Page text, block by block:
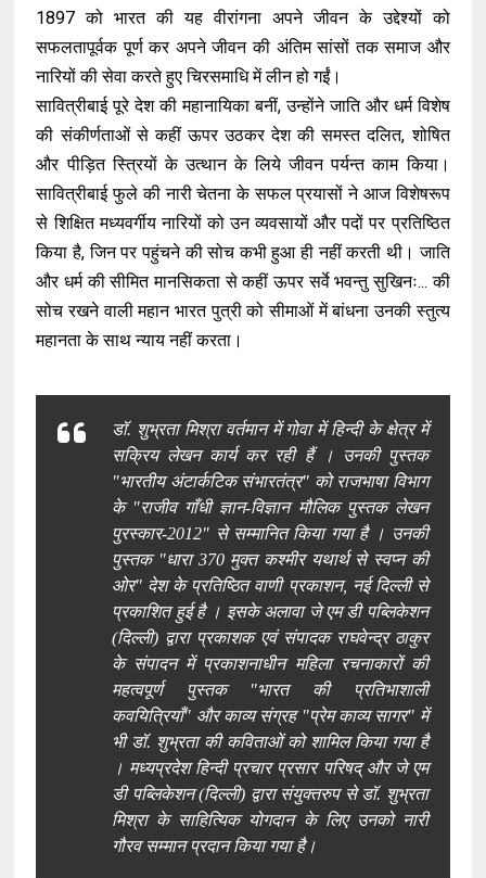
1897 को भारत की यह वीरांगना अपने जीवन के उद्देश्यों को
सफलतापूर्वक पूर्ण कर अपने जीवन की अंतिम सांसों तक समाज और
नारियों की सेवा करते हुए चिरसमाधि में लीन हो गईं।
सावित्रीबाई पूरे देश की महानायिका बनीं, उन्होंने जाति और धर्म विशेष
की संकीर्णताओं से कहीं ऊपर उठकर देश की समस्त दलित, शोषित
और पीड़ित स्त्रियों के उत्थान के लिये जीवन पर्यन्त काम किया।
सावित्रीबाई फुले की नारी चेतना के सफल प्रयासों ने आज विशेषरूप
से शिक्षित मध्यवर्गीय नारियों को उन व्यवसायों और पदों पर प्रतिष्ठित
किया है, जिन पर पहुंचने की सोच कभी हुआ ही नहीं करती थी। जाति
और धर्म की सीमित मानसिकता से कहीं ऊपर सर्वे भवन्तु सुखिनः... की
सोच रखने वाली महान भारत पुत्री को सीमाओं में बांधना उनकी स्तुत्य
महानता के साथ न्याय नहीं करता।
डॉ. शुभ्रता मिश्रा वर्तमान में गोवा में हिन्दी के क्षेत्र में
सक्रिय लेखन कार्य कर रही हैं । उनकी पुस्तक
"भारतीय अंटार्कटिक संभारतंत्र" को राजभाषा विभाग
के "राजीव गाँधी ज्ञान-विज्ञान मौलिक पुस्तक लेखन
पुरस्कार-2012" से सम्मानित किया गया है । उनकी
पुस्तक "धारा 370 मुक्त कश्मीर यथार्थ से स्वप्न की
ओर" देश के प्रतिष्ठित वाणी प्रकाशन, नई दिल्ली से
प्रकाशित हुई है । इसके अलावा जे एम डी पब्लिकेशन
(दिल्ली) द्वारा प्रकाशक एवं संपादक राघवेन्द्र ठाकुर
के संपादन में प्रकाशनाधीन महिला रचनाकारों की
महत्वपूर्ण पुस्तक "भारत की प्रतिभाशाली
कवयित्रियाँ" और काव्य संग्रह "प्रेम काव्य सागर" में
भी डॉ. शुभ्रता की कविताओं को शामिल किया गया है
। मध्यप्रदेश हिन्दी प्रचार प्रसार परिषद् और जे एम
डी पब्लिकेशन (दिल्ली) द्वारा संयुक्तरुप से डॉ. शुभ्रता
मिश्रा के साहित्यिक योगदान के लिए उनको नारी
गौरव सम्मान प्रदान किया गया है।